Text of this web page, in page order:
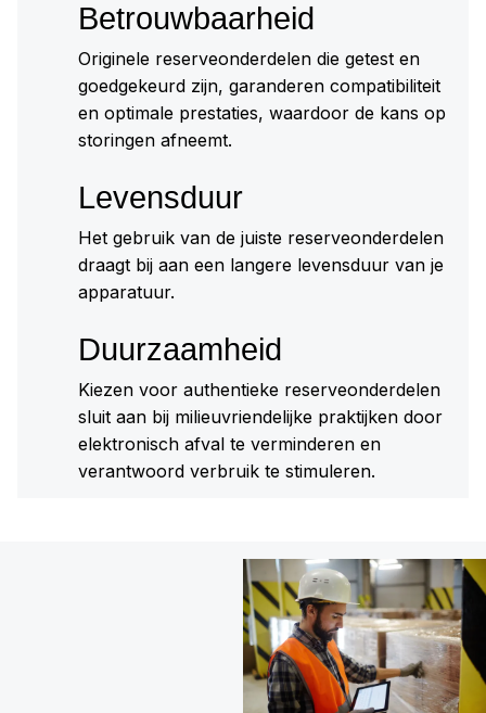
Betrouwbaarheid
Originele reserveonderdelen die getest en
goedgekeurd zijn, garanderen compatibiliteit
en optimale prestaties, waardoor de kans op
storingen afneemt.
Levensduur
Het gebruik van de juiste reserveonderdelen
draagt bij aan een langere levensduur van je
apparatuur.
Duurzaamheid
Kiezen voor authentieke reserveonderdelen
sluit aan bij milieuvriendelijke praktijken door
elektronisch afval te verminderen en
verantwoord verbruik te stimuleren.